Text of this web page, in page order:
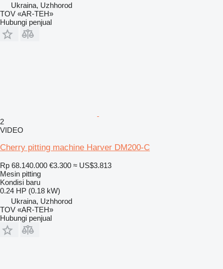
Ukraina, Uzhhorod
TOV «AR-TEH»
Hubungi penjual
2
VIDEO
Cherry pitting machine Harver DM200-C
Rp 68.140.000 €3.300 ≈ US$3.813
Mesin pitting
Kondisi baru
0.24 HP (0.18 kW)
Ukraina, Uzhhorod
TOV «AR-TEH»
Hubungi penjual